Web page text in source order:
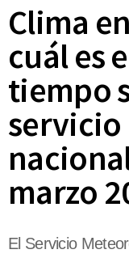
Clima
cuál es
tiempo
marzo
El Servicio